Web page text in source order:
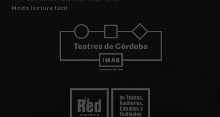
Modo lectura fácil